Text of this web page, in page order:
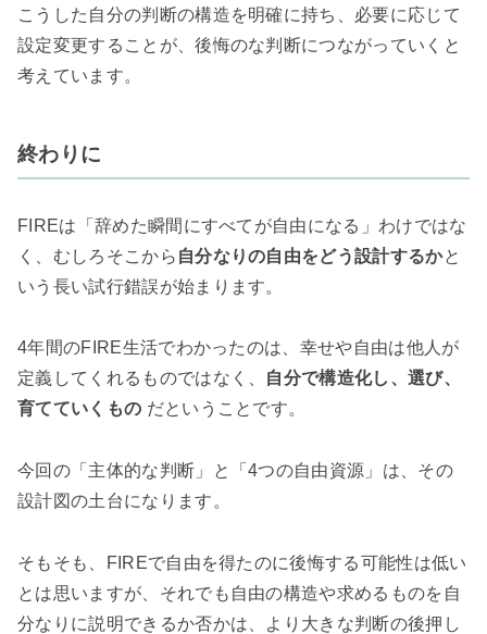
こうした自分の判断の構造を明確に持ち、必要に応じて
設定変更することが、後悔のな判断につながっていくと
考えています。
終わりに
FIREは「辞めた瞬間にすべてが自由になる」わけではな
く、むしろそこから 自分なりの自由をどう設計するかと
いう長い試行錯誤が始まります。
4年間のFIRE生活でわかったのは、幸せや自由は他人が
定義してくれるものではなく、 自分で構造化し、選び、
育てていくもの だということです。
今回の「主体的な判断」と「4つの自由資源」は、その
設計図の土台になります。
そもそも、FIREで自由を得たのに後悔する可能性は低い
とは思いますが、それでも自由の構造や求めるものを自
分なりに説明できるか否かは、より大きな判断の後押し